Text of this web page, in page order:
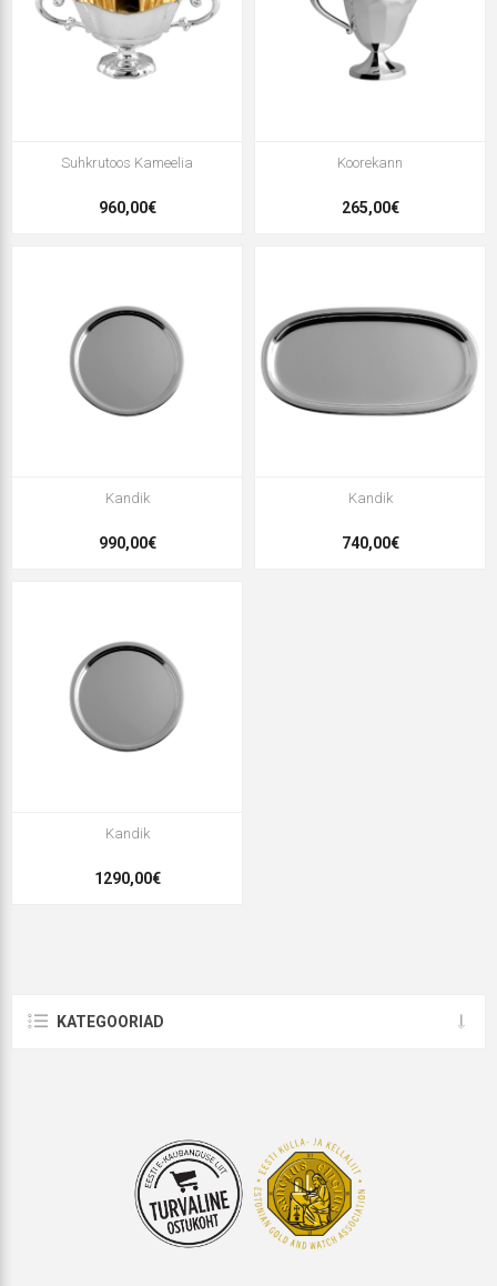
Suhkrutoos Kameelia
960,00€
Koorekann
265,00€
Kandik
990,00€
Kandik
740,00€
Kandik
1290,00€
KATEGOORIAD